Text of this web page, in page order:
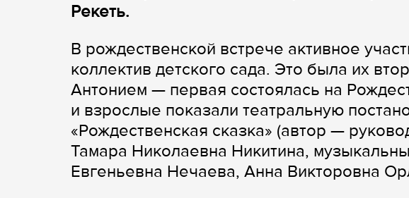
Рекеть.
В рождественской встрече активное
коллектив детского сада. Это была их
Антонием — первая состоялась на
и взрослые показали театральную
«Рождественская сказка» (автор —
Тамара Николаевна Никитина,
Евгеньевна Нечаева, Анна Викторовна